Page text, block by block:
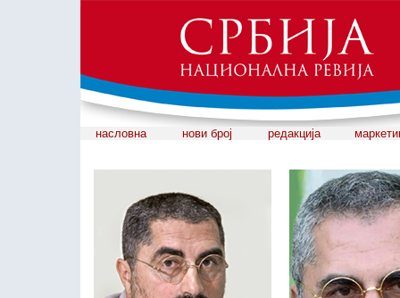
насловна нови број редакција